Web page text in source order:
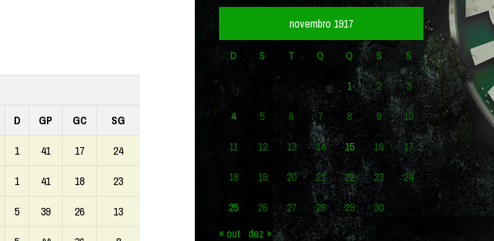
D GP GC
SG
1 41 17
24
1 41 18
23
5 39 26
13
novembro 1917
D S T Q Q S
S
1
2
3
4
5 6 7 8 9
10
11
12 13 14 15 16
17
18
19 20 21 22 23
24
25
26 27 28 29
30
« out dez »